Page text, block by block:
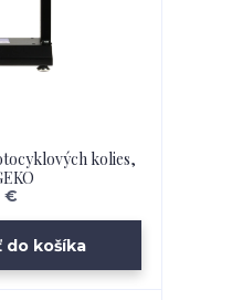
kolies,
€
do košíka